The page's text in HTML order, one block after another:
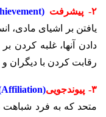
۲- پیشرفت (Achievement) :
یافتن بر اشیای مادی،
دادن آنها، غلبه کردن
رقابت کردن با دیگران و
۳- پیوندجویی (Affiliation) :
متحد که به فرد شباهت